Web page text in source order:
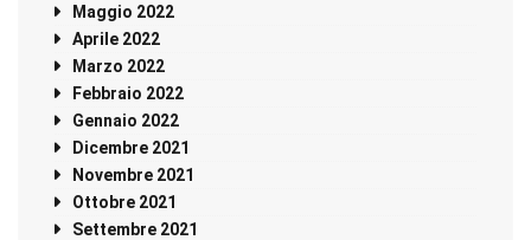
Maggio 2022
Aprile 2022
Marzo 2022
Febbraio 2022
Gennaio 2022
Dicembre 2021
Novembre 2021
Ottobre 2021
Settembre 2021